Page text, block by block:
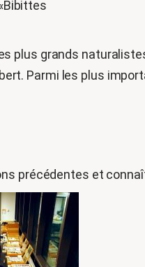
plus grands
Parmi les plus
précédentes et